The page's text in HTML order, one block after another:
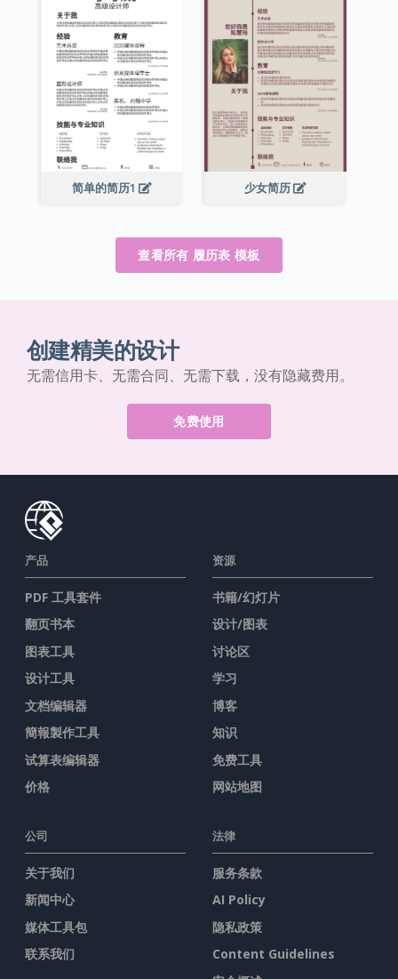
简单的简历1 少女简历
查看所有 履历表 模板
创建精美的设计
无需信用卡、无需合同、无需下载，没有隐藏费用。
免费使用
产品
PDF 工具套件
翻页书本
图表工具
设计工具
文档编辑器
簡報製作工具
试算表编辑器
价格
资源
书籍/幻灯片
设计/图表
讨论区
学习
博客
知识
免费工具
网站地图
公司
关于我们
新闻中心
媒体工具包
联系我们
法律
服务条款
AI Policy
隐私政策
Content Guidelines